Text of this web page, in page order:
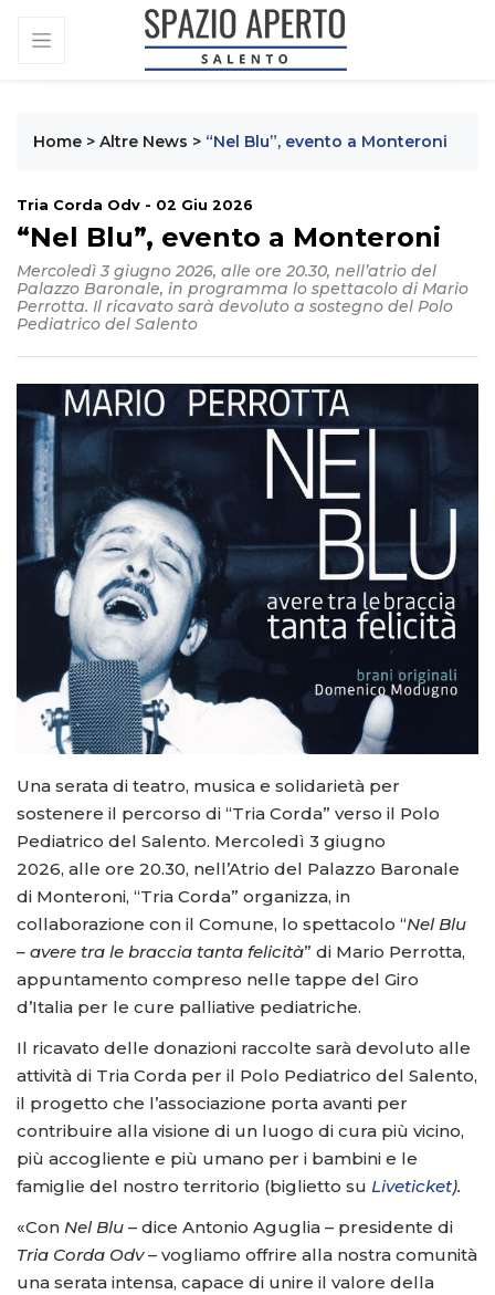
Home > Altre News > “Nel Blu”, evento a Monteroni
Tria Corda Odv - 02 Giu 2026
“Nel Blu”, evento a Monteroni
Mercoledì 3 giugno 2026, alle ore 20.30, nell’atrio del
Palazzo Baronale, in programma lo spettacolo di Mario
Perrotta. Il ricavato sarà devoluto a sostegno del Polo
Pediatrico del Salento
Una serata di teatro, musica e solidarietà per
sostenere il percorso di “Tria Corda” verso il Polo
Pediatrico del Salento. Mercoledì 3 giugno
2026, alle ore 20.30, nell’Atrio del Palazzo Baronale
di Monteroni, “Tria Corda” organizza, in
collaborazione con il Comune, lo spettacolo “Nel Blu
– avere tra le braccia tanta felicità” di Mario Perrotta,
appuntamento compreso nelle tappe del Giro
d’Italia per le cure palliative pediatriche.
Il ricavato delle donazioni raccolte sarà devoluto alle
attività di Tria Corda per il Polo Pediatrico del Salento,
il progetto che l’associazione porta avanti per
contribuire alla visione di un luogo di cura più vicino,
più accogliente e più umano per i bambini e le
famiglie del nostro territorio (biglietto su Liveticket).
«Con Nel Blu – dice Antonio Aguglia – presidente di
Tria Corda Odv– vogliamo offrire alla nostra comunità
una serata intensa, capace di unire il valore della